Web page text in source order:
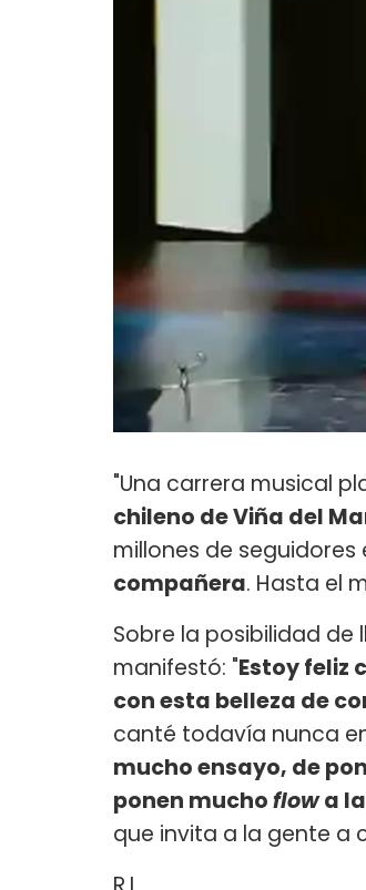
"Una carrera musical
chileno de Viña del
millones de seguidores
compañera. Hasta el
Sobre la posibilidad
manifestó: "Estoy feliz
con esta belleza de
canté todavía nunca
mucho ensayo, de
ponen muchoflowa
que invita a la gente a